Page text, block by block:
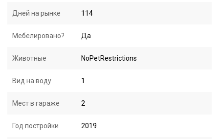
Дней на рынке 114
Мебелировано? Да
Животные NoPetRestrictions
Вид на воду 1
Мест в гараже 2
Год постройки 2019